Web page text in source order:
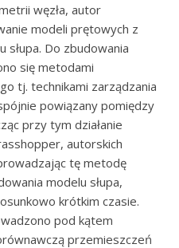
węzła, autor
modeli prętowych z
słupa. Do zbudowania
się metodami
tj. technikami zarządzania
powiązany pomiędzy
przy tym działanie
autorskich
tę metodę
modelu słupa,
krótkim czasie.
pod kątem
przemieszczeń